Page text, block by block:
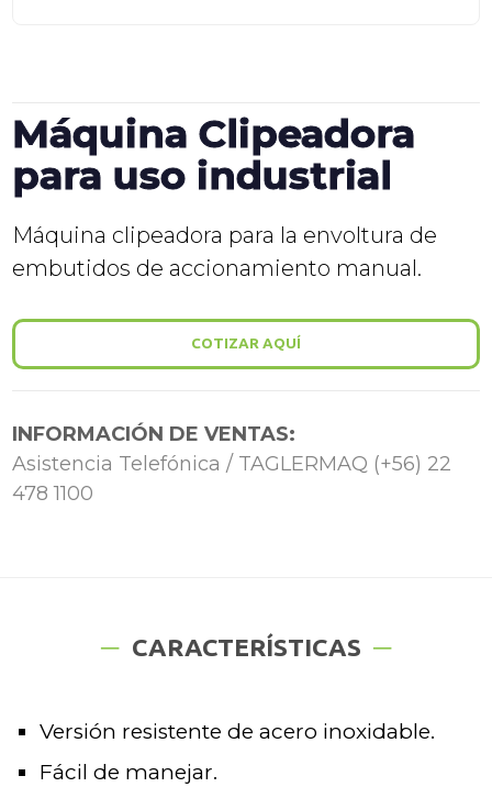
Máquina Clipeadora
para uso industrial
Máquina clipeadora para la envoltura de
embutidos de accionamiento manual.
COTIZAR AQUÍ
INFORMACIÓN DE VENTAS:
Asistencia Telefónica / TAGLERMAQ (+56) 22
478 1100
CARACTERÍSTICAS
Versión resistente de acero inoxidable.
Fácil de manejar.